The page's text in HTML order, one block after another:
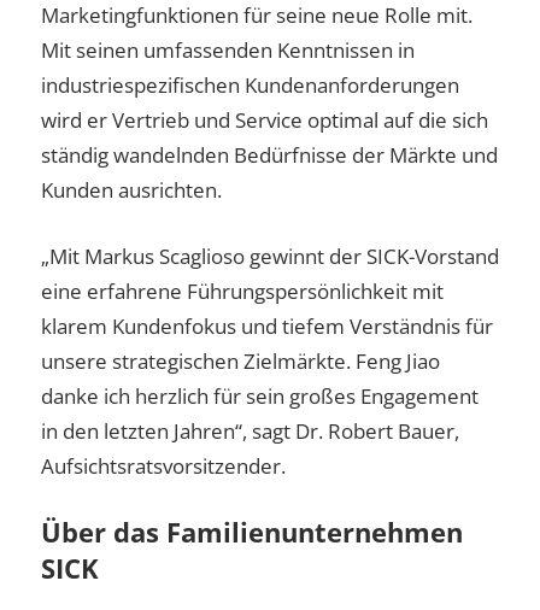
Marketingfunktionen für seine neue Rolle mit.
Mit seinen umfassenden Kenntnissen in
industriespezifischen Kundenanforderungen
wird er Vertrieb und Service optimal auf die sich
ständig wandelnden Bedürfnisse der Märkte und
Kunden ausrichten.
„Mit Markus Scaglioso gewinnt der SICK-Vorstand
eine erfahrene Führungspersönlichkeit mit
klarem Kundenfokus und tiefem Verständnis für
unsere strategischen Zielmärkte. Feng Jiao
danke ich herzlich für sein großes Engagement
in den letzten Jahren“, sagt Dr. Robert Bauer,
Aufsichtsratsvorsitzender.
Über das Familienunternehmen
SICK